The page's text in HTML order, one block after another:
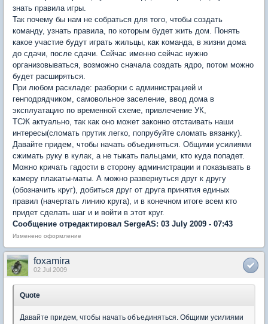
знать правила игры.
Так почему бы нам не собраться для того, чтобы создать
команду, узнать правила, по которым будет жить дом. Понять
какое участие будут играть жильцы, как команда, в жизни дома
до сдачи, после сдачи. Сейчас именно сейчас нужно
организовываться, возможно сначала создать ядро, потом можно
будет расширяться.
При любом раскладе: разборки с администрацией и
генподрядчиком, самовольное заселение, ввод дома в
эксплуатацию по временной схеме, привлечение УК,
ТСЖ актуально, так как оно может законно отстаивать наши
интересы(сломать прутик легко, попрубуйте сломать вязанку).
Давайте придем, чтобы начать объединяться. Общими усилиями
сжимать руку в кулак, а не тыкать пальцами, кто куда попадет.
Можно кричать гадости в сторону администрации и показывать в
камеру плакаты-маты. А можно развернуться друг к другу
(обозначить круг), добиться друг от друга принятия единых
правил (начертать линию круга), и в конечном итоге всем кто
придет сделать шаг и и войти в этот круг.
Сообщение отредактировал SergeAS: 03 July 2009 - 07:43
Изменено оформление
foxamira
02 Jul 2009
Quote
Давайте придем, чтобы начать объединяться. Общими усилиями